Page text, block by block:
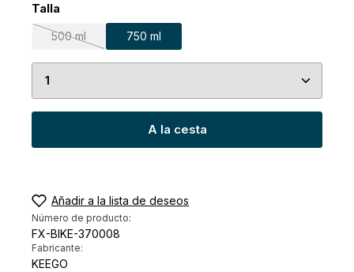
Seleccione
Talla
500 ml
(Esta opción no está disponible en este momento.)
750 ml
Cantidad del producto: introduce la cantidad
A la cesta
Añadir a la lista de deseos
Número de producto:
FX-BIKE-370008
Fabricante:
KEEGO